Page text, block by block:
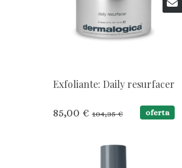
Exfoliante: Daily resurfacer
85,00 € 104,35 € oferta